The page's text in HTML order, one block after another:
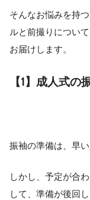
そんなお悩みを持
ルと前撮りについ
お届けします。
【1】成人式
振袖の準備は、早い
しかし、予定が合
して、準備が後回